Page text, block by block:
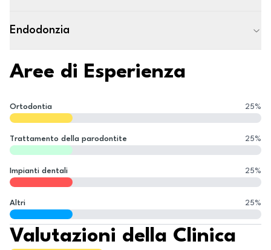
Endodonzia
Aree di Esperienza
Ortodontia 25%
Trattamento della parodontite 25%
Impianti dentali 25%
Altri 25%
Valutazioni della Clinica